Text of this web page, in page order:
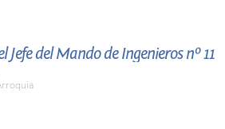
Jefe del Mando de Ingenieros nº 11